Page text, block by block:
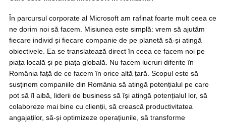
În parcursul corporate al Microsoft am rafinat foarte mult ceea ce
ne dorim noi să facem. Misiunea este simplă: vrem să ajutăm
fiecare individ și fiecare companie de pe planetă să-și atingă
obiectivele. Ea se translatează direct în ceea ce facem noi pe
piața locală și pe piața globală. Nu facem lucruri diferite în
România față de ce facem în orice altă țară. Scopul este să
susținem companiile din România să atingă potențialul pe care
pot să îl aibă, liderii de business să își atingă potențialul lor, să
colaboreze mai bine cu clienții, să crească productivitatea
angajaților, să-și optimizeze operațiunile, să transforme